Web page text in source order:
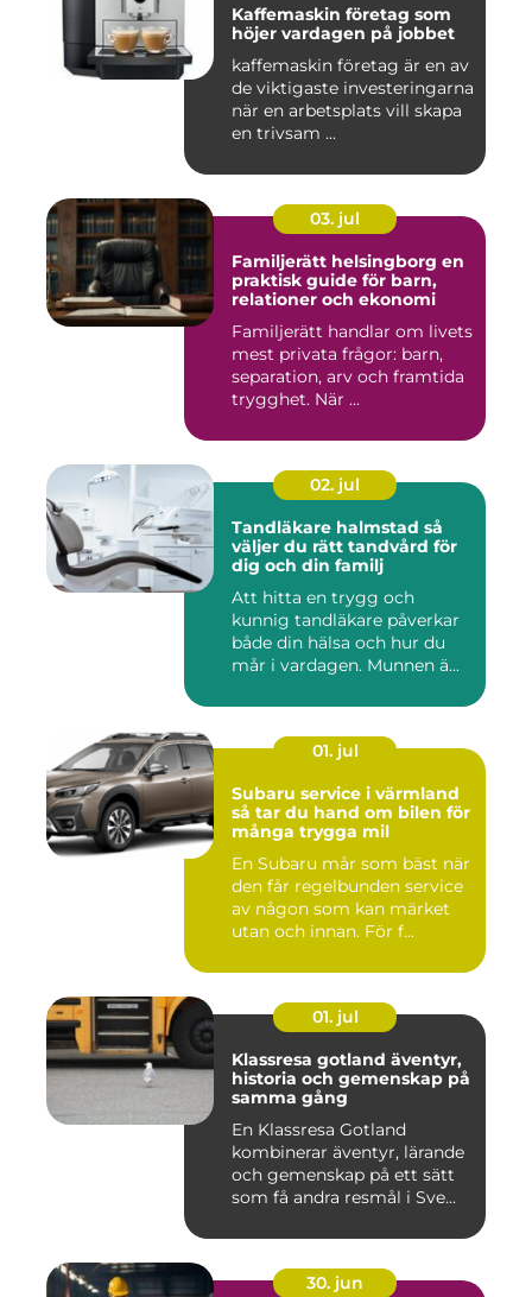
Kaffemaskin företag som
höjer vardagen på jobbet
kaffemaskin företag är en av
de viktigaste investeringarna
när en arbetsplats vill skapa
en trivsam ...
03. jul
Familjerätt helsingborg en
praktisk guide för barn,
relationer och ekonomi
Familjerätt handlar om livets
mest privata frågor: barn,
separation, arv och framtida
trygghet. När ...
02. jul
Tandläkare halmstad så
väljer du rätt tandvård för
dig och din familj
Att hitta en trygg och
kunnig tandläkare påverkar
både din hälsa och hur du
mår i vardagen. Munnen ä...
01. jul
Subaru service i värmland
så tar du hand om bilen för
många trygga mil
En Subaru mår som bäst när
den får regelbunden service
av någon som kan märket
utan och innan. För f...
01. jul
Klassresa gotland äventyr,
historia och gemenskap på
samma gång
En Klassresa Gotland
kombinerar äventyr, lärande
och gemenskap på ett sätt
som få andra resmål i Sve...
30. jun